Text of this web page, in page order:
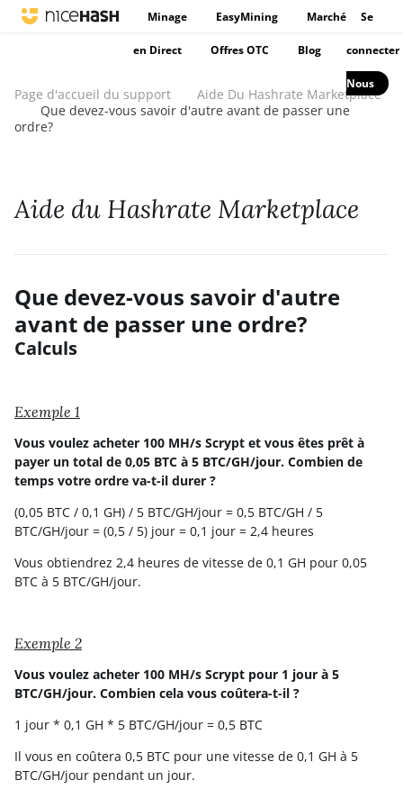
Minage EasyMining Marché
en Direct Offres OTC Blog
Se
connecter
Nous
Page d'accueil du support
Aide Du Hashrate Marketplace
Que devez-vous savoir d'autre avant de passer une
ordre?
Aide du Hashrate Marketplace
Que devez-vous savoir d'autre
avant de passer une ordre?
Calculs
Exemple 1
Vous voulez acheter 100 MH/s Scrypt et vous êtes prêt à
payer un total de 0,05 BTC à 5 BTC/GH/jour. Combien de
temps votre ordre va-t-il durer ?
(0,05 BTC / 0,1 GH) / 5 BTC/GH/jour = 0,5 BTC/GH / 5
BTC/GH/jour = (0,5 / 5) jour = 0,1 jour = 2,4 heures
Vous obtiendrez 2,4 heures de vitesse de 0,1 GH pour 0,05
BTC à 5 BTC/GH/jour.
Exemple 2
Vous voulez acheter 100 MH/s Scrypt pour 1 jour à 5
BTC/GH/jour. Combien cela vous coûtera-t-il ?
1 jour * 0,1 GH * 5 BTC/GH/jour = 0,5 BTC
Il vous en coûtera 0,5 BTC pour une vitesse de 0,1 GH à 5
BTC/GH/jour pendant un jour.